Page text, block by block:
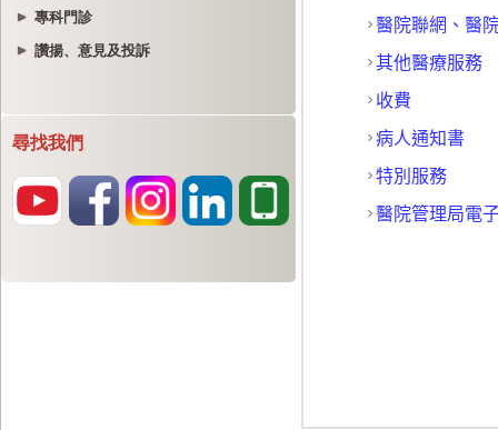
專科門診
讚揚、意見及投訴
尋找我們